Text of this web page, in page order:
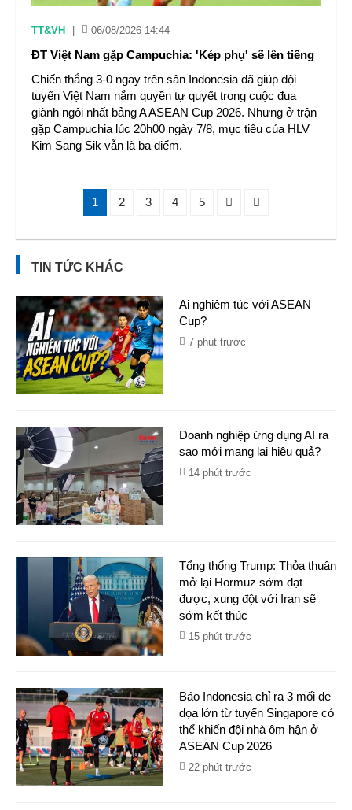
TT&VH 06/08/2026 14:44
ĐT Việt Nam gặp Campuchia: 'Kép phụ' sẽ lên tiếng
Chiến thắng 3-0 ngay trên sân Indonesia đã giúp đội
tuyển Việt Nam nắm quyền tự quyết trong cuộc đua
giành ngôi nhất bảng A ASEAN Cup 2026. Nhưng ở trận
gặp Campuchia lúc 20h00 ngày 7/8, mục tiêu của HLV
Kim Sang Sik vẫn là ba điểm.
1 2 3 4 5
TIN TỨC KHÁC
Ai nghiêm túc với ASEAN
Cup?
7 phút trước
Doanh nghiệp ứng dụng AI ra
sao mới mang lại hiệu quả?
14 phút trước
Tổng thống Trump: Thỏa thuận
mở lại Hormuz sớm đạt
được, xung đột với Iran sẽ
sớm kết thúc
15 phút trước
Báo Indonesia chỉ ra 3 mối đe
dọa lớn từ tuyển Singapore có
thể khiến đội nhà ôm hận ở
ASEAN Cup 2026
22 phút trước